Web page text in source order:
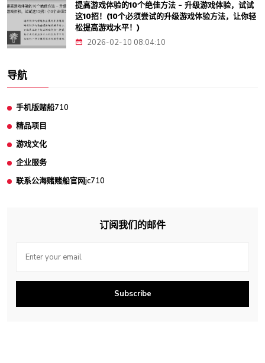
提高游戏体验的10个绝佳方法 - 升级游戏体验，试试
这10招！(10个必须尝试的升级游戏体验方法，让你轻
松提高游戏水平！)
2026-02-10 08:04:10
导航
手机版赌船710
精品项目
游戏文化
企业服务
联系公海赌赌船官网jc710
订阅我们的邮件
Subscribe